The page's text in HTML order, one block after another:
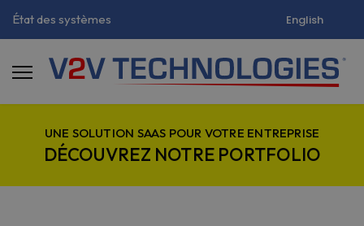
État des systèmes English
UNE SOLUTION SAAS POUR VOTRE ENTREPRISE
DÉCOUVREZ NOTRE PORTFOLIO